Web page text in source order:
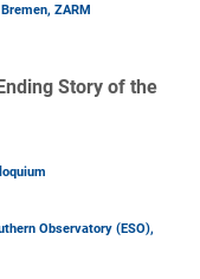
ZARM
Story of the
Observatory (ESO),